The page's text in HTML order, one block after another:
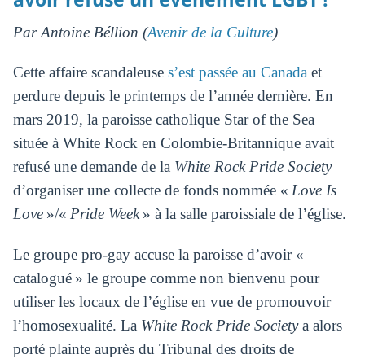
Par Antoine Béllion (Avenir de la Culture)
Cette affaire scandaleuse s’est passée au Canadaet
perdure depuis le printemps de l’année dernière. En
mars 2019, la paroisse catholique Star of the Sea
située à White Rock en Colombie-Britannique avait
refusé une demande de la White Rock Pride Society
d’organiser une collecte de fonds nommée « Love Is
Love»/« Pride Week» à la salle paroissiale de l’église.
Le groupe pro-gay accuse la paroisse d’avoir «
catalogué » le groupe comme non bienvenu pour
utiliser les locaux de l’église en vue de promouvoir
l’homosexualité. La White Rock Pride Societya alors
porté plainte auprès du Tribunal des droits de